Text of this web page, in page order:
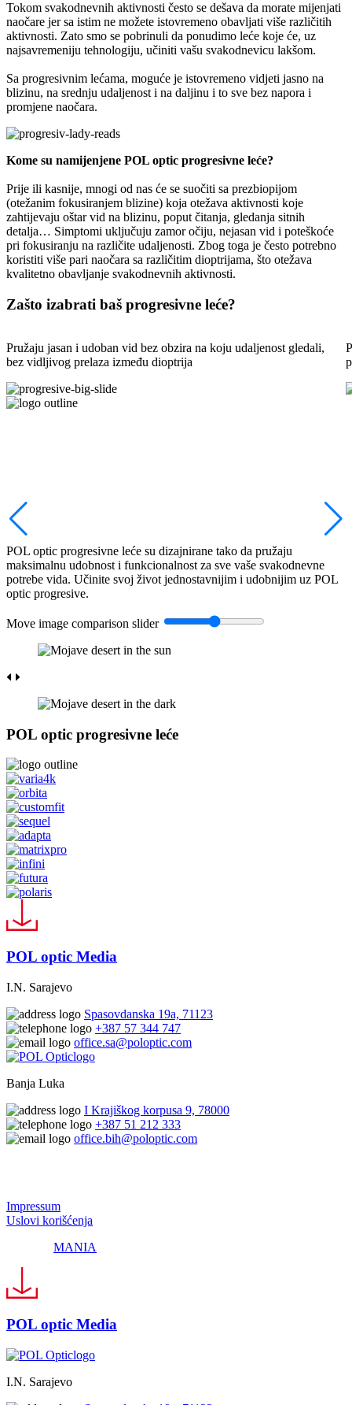
Tokom svakodnevnih aktivnosti često se dešava da morate mijenjati
naočare jer sa istim ne možete istovremeno obavljati više različitih
aktivnosti. Zato smo se pobrinuli da ponudimo leće koje će, uz
najsavremeniju tehnologiju, učiniti vašu svakodnevicu lakšom.
Sa progresivnim lećama, moguće je istovremeno vidjeti jasno na
blizinu, na srednju udaljenost i na daljinu i to sve bez napora i
promjene naočara.
Kome su namijenjene POL optic progresivne leće?
Prije ili kasnije, mnogi od nas će se suočiti sa prezbiopijom
(otežanim fokusiranjem blizine) koja otežava aktivnosti koje
zahtijevaju oštar vid na blizinu, poput čitanja, gledanja sitnih
detalja… Simptomi uključuju zamor očiju, nejasan vid i poteškoće
pri fokusiranju na različite udaljenosti. Zbog toga je često potrebno
koristiti više pari naočara sa različitim dioptrijama, što otežava
kvalitetno obavljanje svakodnevnih aktivnosti.
Zašto izabrati baš progresivne leće?
Pružaju jasan i udoban vid bez obzira na koju udaljenost gledali,
bez vidljivog prelaza između dioptrija
POL optic progresivne leće su dizajnirane tako da pružaju
maksimalnu udobnost i funkcionalnost za sve vaše svakodnevne
potrebe vida. Učinite svoj život jednostavnijim i udobnijim uz POL
optic progresive.
Move image comparison slider
POL optic progresivne leće
POL optic Media
I.N. Sarajevo
Spasovdanska 19a, 71123
+387 57 344 747
office.sa@poloptic.com
Banja Luka
I Krajiškog korpusa 9, 78000
+387 51 212 333
office.bih@poloptic.com
Impressum
Uslovi korišćenja
MANIA
POL optic Media
I.N. Sarajevo